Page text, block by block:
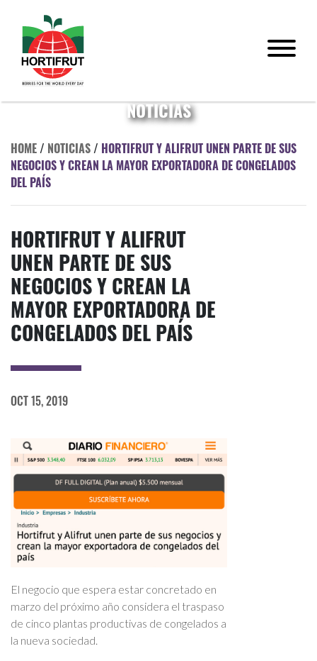
NOTICIAS
HOME / NOTICIAS / HORTIFRUT Y ALIFRUT UNEN PARTE DE SUS
NEGOCIOS Y CREAN LA MAYOR EXPORTADORA DE CONGELADOS
DEL PAÍS
HORTIFRUT Y ALIFRUT
UNEN PARTE DE SUS
NEGOCIOS Y CREAN LA
MAYOR EXPORTADORA DE
CONGELADOS DEL PAÍS
OCT 15, 2019
El negocio que espera estar concretado en
marzo del próximo año considera el traspaso
de cinco plantas productivas de congelados a
la nueva sociedad.